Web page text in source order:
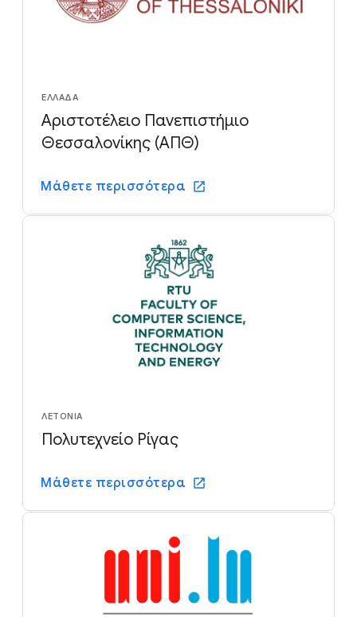
ΕΛΛΆΔΑ
Αριστοτέλειο Πανεπιστήμιο
Θεσσαλονίκης (ΑΠΘ)
Μάθετε περισσότερα
ΛΕΤΟΝΊΑ
Πολυτεχνείο Ρίγας
Μάθετε περισσότερα